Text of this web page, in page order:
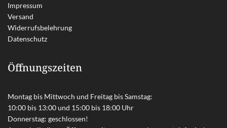
Impressum
Versand
Widerrufsbelehrung
Datenschutz
Öffnungszeiten
Montag bis Mittwoch und Freitag bis Samstag:
10:00 bis 13:00 und 15:00 bis 18:00 Uhr
Donnerstag: geschlossen!